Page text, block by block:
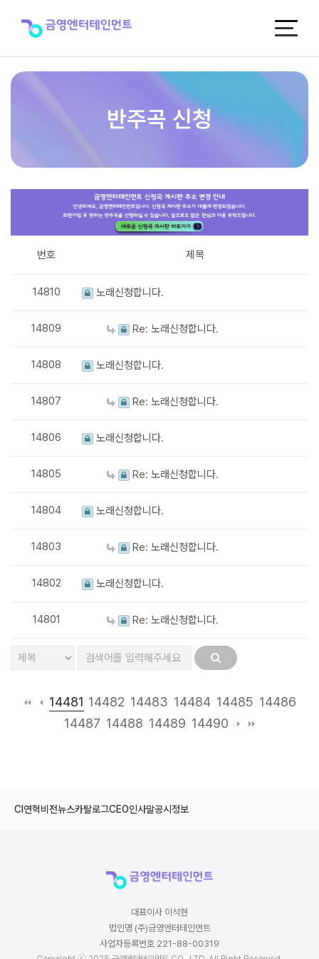
반주곡 신청
번호 제목
14810 노래신청합니다.
14809 Re: 노래신청합니다.
14808 노래신청합니다.
14807 Re: 노래신청합니다.
14806 노래신청합니다.
14805 Re: 노래신청합니다.
14804 노래신청합니다.
14803 Re: 노래신청합니다.
14802 노래신청합니다.
14801 Re: 노래신청합니다.
14481 14482 14483 14484 14485 14486
14487 14488 14489 14490
CI 연혁비전뉴스카탈로그CEO인사말공시정보
대표이사 이석현
법인명 (주)금영엔터테인먼트
사업자등록번호 221-88-00319